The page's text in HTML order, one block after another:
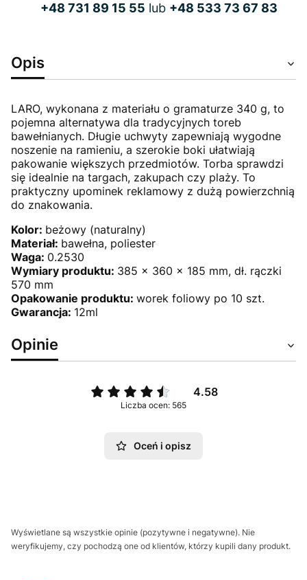
+48 731 89 15 55 lub +48 533 73 67 83
Opis
LARO, wykonana z materiału o gramaturze 340 g, to
pojemna alternatywa dla tradycyjnych toreb
bawełnianych. Długie uchwyty zapewniają wygodne
noszenie na ramieniu, a szerokie boki ułatwiają
pakowanie większych przedmiotów. Torba sprawdzi
się idealnie na targach, zakupach czy plaży. To
praktyczny upominek reklamowy z dużą powierzchnią
do znakowania.
Kolor: beżowy (naturalny)
Materiał: bawełna, poliester
Waga: 0.2530
Wymiary produktu: 385 x 360 x 185 mm, dł. rączki
570 mm
Opakowanie produktu: worek foliowy po 10 szt.
Gwarancja: 12ml
Opinie
4.58
Liczba ocen: 565
Oceń i opisz
Wyświetlane są wszystkie opinie (pozytywne i negatywne). Nie
weryfikujemy, czy pochodzą one od klientów, którzy kupili dany produkt.